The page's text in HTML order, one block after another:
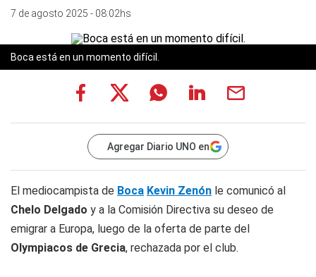
7 de agosto 2025 - 08:02hs
Boca está en un momento difícil.
Agregar Diario UNO en
El mediocampista de Boca Kevin Zenón le comunicó al
Chelo Delgado y a la Comisión Directiva su deseo de
emigrar a Europa, luego de la oferta de parte del
Olympiacos de Grecia, rechazada por el club.